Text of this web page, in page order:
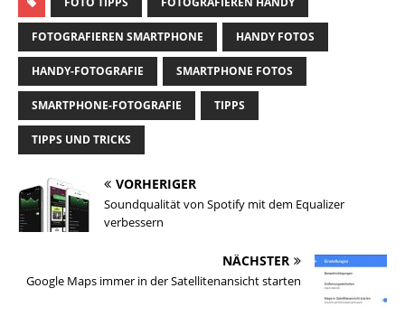
FOTOGRAFIEREN SMARTPHONE HANDY FOTOS
HANDY-FOTOGRAFIE SMARTPHONE FOTOS
SMARTPHONE-FOTOGRAFIE TIPPS
TIPPS UND TRICKS
VORHERIGER
Soundqualität von Spotify mit dem Equalizer
verbessern
NÄCHSTER
Google Maps immer in der Satellitenansicht starten